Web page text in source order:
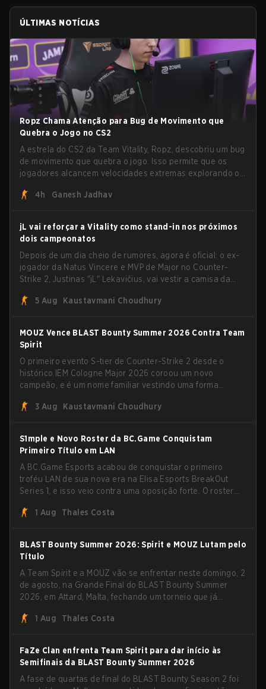
ÚLTIMAS NOTÍCIAS
Ropz Chama Atenção para Bug de Movimento que
Quebra o Jogo no CS2
A estrela do CS2 da Team Vitality, Ropz, descobriu um bug
de movimento que quebra o jogo. Isso permite que os
jogadores alcancem velocidades extremas explorando o
4h
Ganesh Jadhav
jL vai reforçar a Vitality como stand-in nos próximos
dois campeonatos
Depois de um dia cheio de rumores, agora é oficial: o ex-
jogador da Natus Vincere e MVP de Major no Counter-
Strike 2, Justinas "jL" Lekavičius, vai vestir a camisa da
Bucharest.
5 Aug Kaustavmani Choudhury
MOUZ Vence BLAST Bounty Summer 2026 Contra Team
Spirit
O primeiro evento S-tier de Counter-Strike 2 desde o
histórico IEM Cologne Major 2026 coroou um novo
campeão, e é um nome familiar vestindo uma forma
shuffles, avançou pela Team Spirit em uma série
3 Aug Kaustavmani Choudhury
S1mple e Novo Roster da BC.Game Conquistam
Primeiro Título em LAN
A BC.Game Esports acabou de conquistar o primeiro
troféu LAN de sua nova era na Elisa Esports BreakOut
Series 1, e isso veio contra uma oposição forte. O roster
campanha com cinco vitórias seguidas e uma varrida
1 Aug Thales Costa
BLAST Bounty Summer 2026: Spirit e MOUZ Lutam pelo
Título
A Team Spirit e a MOUZ vão se enfrentar neste domingo, 2
de agosto, na Grande Final do BLAST Bounty Summer
2026, em Attard, Malta, fechando um torneio que já
1 Aug
Thales Costa
FaZe Clan enfrenta Team Spirit para dar início às
Semifinais da BLAST Bounty Summer 2026
A fase de quartas de final do BLAST Bounty Season 2 foi